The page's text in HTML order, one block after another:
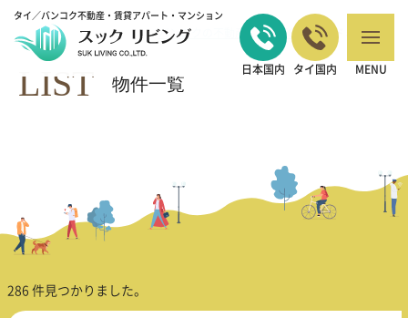
タイ／バンコク不動産・賃貸アパート・マンション
日本国内 タイ国内 MENU
バンコクの不動産・賃貸 TOP>コンドミニアム
LIST 物件一覧
286 件見つかりました。